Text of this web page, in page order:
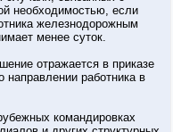
необходимостью, если
железнодорожным
менее суток.
отражается в приказе
направлении работника в
командировках